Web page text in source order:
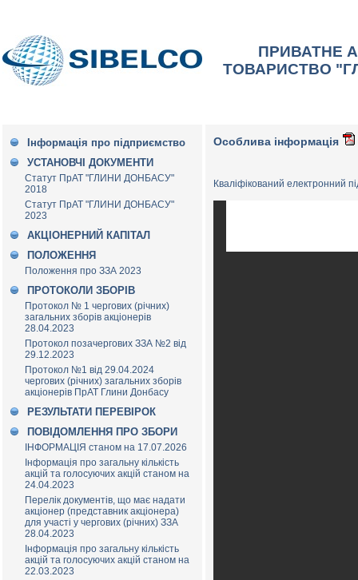
ПРИВАТНЕ
ТОВАРИСТВО
Інформація про підприємство
УСТАНОВЧІ ДОКУМЕНТИ
Статут ПрАТ "ГЛИНИ ДОНБАСУ"
2018
Статут ПрАТ "ГЛИНИ ДОНБАСУ"
2023
АКЦІОНЕРНИЙ КАПІТАЛ
ПОЛОЖЕННЯ
Положення про ЗЗА 2023
ПРОТОКОЛИ ЗБОРІВ
Протокол № 1 чергових (річних)
загальних зборів акціонерів
28.04.2023
Протокол позачергових ЗЗА №2 від
29.12.2023
Протокол №1 від 29.04.2024
чергових (річних) загальних зборів
акціонерів ПрАТ Глини Донбасу
РЕЗУЛЬТАТИ ПЕРЕВІРОК
ПОВІДОМЛЕННЯ ПРО ЗБОРИ
ІНФОРМАЦІЯ станом на 17.07.2026
Інформація про загальну кількість
акцій та голосуючих акцій станом на
24.04.2023
Перелік документів, що має надати
акціонер (представник акціонера)
для участі у чергових (річних) ЗЗА
28.04.2023
Інформація про загальну кількість
акцій та голосуючих акцій станом на
22.03.2023
Особлива інформація
Кваліфікований електронний